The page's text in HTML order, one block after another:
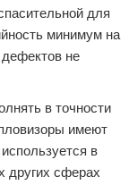
для
минимум на
не
в точности
имеют
в
других сферах